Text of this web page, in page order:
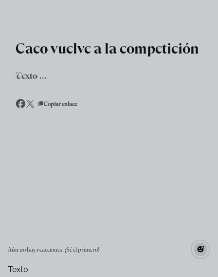
Caco vuelve a la competición
Texto ...
Copiar enlace
Aún no hay reacciones. ¡Sé el primero!
Texto